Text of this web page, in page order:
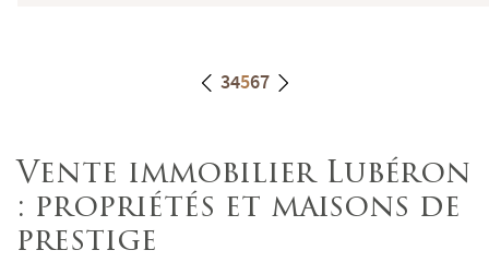
34567
Vente immobilier Lubéron
: propriétés et maisons de
prestige